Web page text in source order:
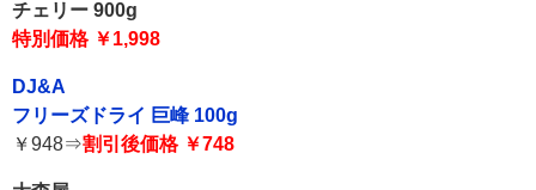
チェリー 900g
特別価格 ￥1,998
DJ&A
フリーズドライ 巨峰 100g
￥948⇒割引後価格 ￥748